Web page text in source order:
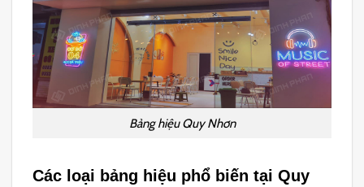
Bảng hiệu Quy Nhơn
Các loại bảng hiệu phổ biến tại Quy